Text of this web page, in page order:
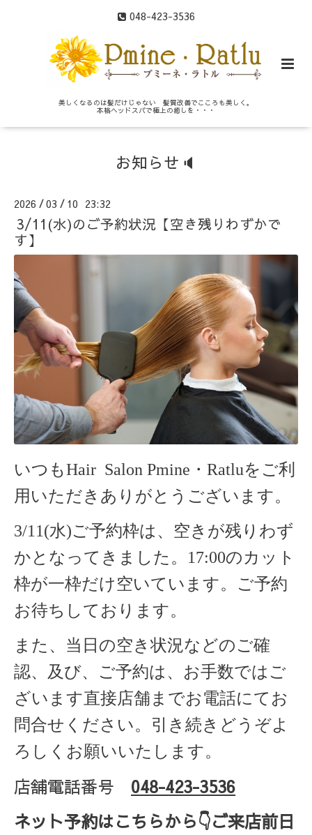
048-423-3536
美しくなるのは髪だけじゃない 髪質改善でこころも美しく。
本格ヘッドスパで極上の癒しを・・・
お知らせ🔈
2026 /03 / 10 23:32
3/11(水)のご予約状況【空き残りわずかで
す】
いつもHair Salon Pmine・Ratluをご利
用いただきありがとうございます。
3/11(水)ご予約枠は、空きが残りわず
かとなってきました。17:00のカット
枠が一枠だけ空いています。ご予約
お待ちしております。
また、当日の空き状況などのご確
認、及び、ご予約は、お手数ではご
ざいます直接店舗までお電話にてお
問合せください。引き続きどうぞよ
ろしくお願いいたします。
店舗電話番号 048-423-3536
ネット予約はこちらから👇ご来店前日